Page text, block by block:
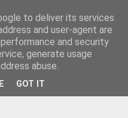
to deliver its services
and user-agent are
and security
generate usage
abuse.
GOT IT